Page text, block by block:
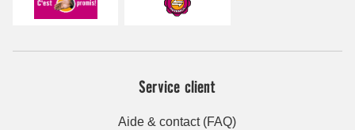
Service client
Aide & contact (FAQ)